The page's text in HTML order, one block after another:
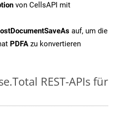
von CellsAPI mit
auf, um die
PDFA zu konvertieren
REST-APIs für